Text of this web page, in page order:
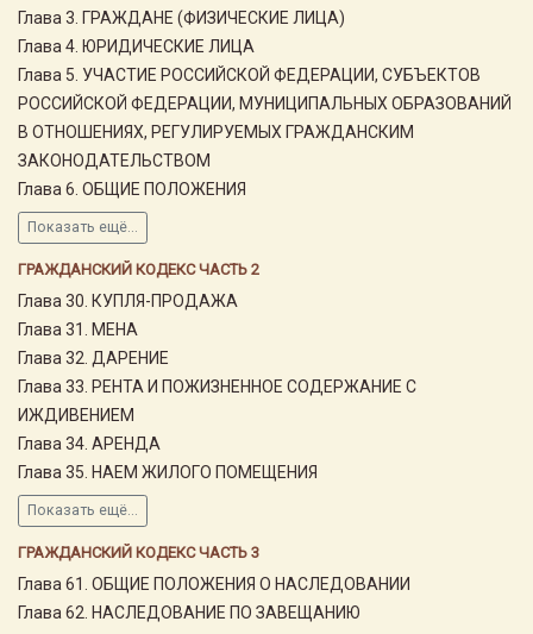
Глава 3. ГРАЖДАНЕ (ФИЗИЧЕСКИЕ ЛИЦА)
Глава 4. ЮРИДИЧЕСКИЕ ЛИЦА
Глава 5. УЧАСТИЕ РОССИЙСКОЙ ФЕДЕРАЦИИ, СУБЪЕКТОВ
РОССИЙСКОЙ ФЕДЕРАЦИИ, МУНИЦИПАЛЬНЫХ ОБРАЗОВАНИЙ
В ОТНОШЕНИЯХ, РЕГУЛИРУЕМЫХ ГРАЖДАНСКИМ
ЗАКОНОДАТЕЛЬСТВОМ
Глава 6. ОБЩИЕ ПОЛОЖЕНИЯ
Показать ещё...
ГРАЖДАНСКИЙ КОДЕКС ЧАСТЬ 2
Глава 30. КУПЛЯ-ПРОДАЖА
Глава 31. МЕНА
Глава 32. ДАРЕНИЕ
Глава 33. РЕНТА И ПОЖИЗНЕННОЕ СОДЕРЖАНИЕ С
ИЖДИВЕНИЕМ
Глава 34. АРЕНДА
Глава 35. НАЕМ ЖИЛОГО ПОМЕЩЕНИЯ
Показать ещё...
ГРАЖДАНСКИЙ КОДЕКС ЧАСТЬ 3
Глава 61. ОБЩИЕ ПОЛОЖЕНИЯ О НАСЛЕДОВАНИИ
Глава 62. НАСЛЕДОВАНИЕ ПО ЗАВЕЩАНИЮ